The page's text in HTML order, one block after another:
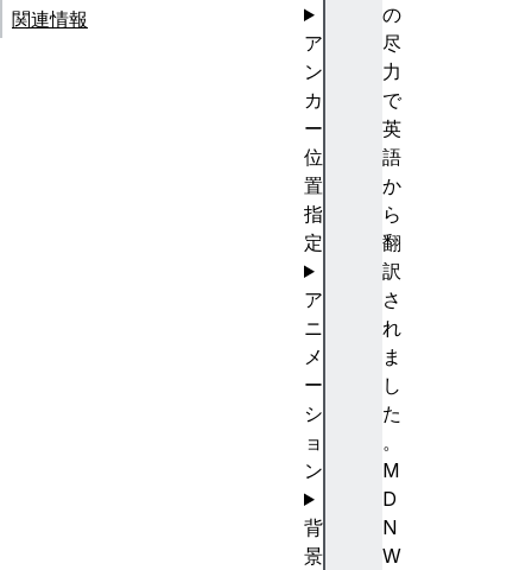
の
尽
力
で
英
語
か
ら
翻
訳
さ
れ
ま
し
た
。
M
D
N
W
関連情報
ア
ン
カ
ー
位
置
指
定
ア
ニ
メ
ー
シ
ョ
ン
背
景